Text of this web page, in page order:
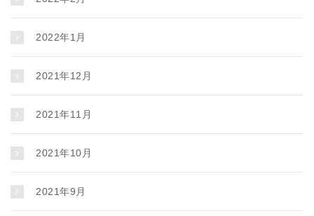
2022年1月
2021年12月
2021年11月
2021年10月
2021年9月